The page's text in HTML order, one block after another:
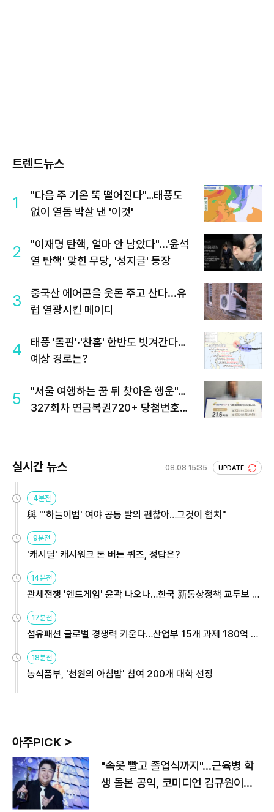
트렌드뉴스
1
"다음 주 기온 뚝 떨어진다"…태풍도
없이 열돔 박살 낸 '이것'
2
"이재명 탄핵, 얼마 안 남았다"...'윤석
열 탄핵' 맞힌 무당, '성지글' 등장
3
중국산 에어콘을 웃돈 주고 산다...유
럽 열광시킨 메이디
4
태풍 '돌핀'·'찬홈' 한반도 빗겨간다…
예상 경로는?
5
"서울 여행하는 꿈 뒤 찾아온 행운"…
327회차 연금복권720+ 당첨번호조
실시간 뉴스 08.08 15:35 UPDATE
4분전
與 "'하늘이법' 여야 공동 발의 괜찮아…그것이 협치"
9분전
'캐시딜' 캐시워크 돈 버는 퀴즈, 정답은?
14분전
관세전쟁 '엔드게임' 윤곽 나오나…한국 新통상정책 교두보 활
용해야
17분전
섬유패션 글로벌 경쟁력 키운다…산업부 15개 과제 180억 지
원
18분전
농식품부, '천원의 아침밥' 참여 200개 대학 선정
아주PICK >
"속옷 빨고 졸업식까지"…근육병 학
생 돌본 공익, 코미디언 김규원이었